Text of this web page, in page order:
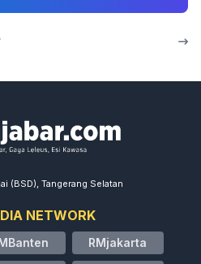
(BSD), Tangerang Selatan
NETWORK
RMjakarta